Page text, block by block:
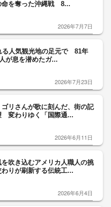
を奪った沖縄戦 8...
2026年7月7日
る人気観光地の足元で 81年
が息を潜めたガ...
2026年7月23日
リさんが歌に刻んだ、街の記
変わりゆく「国際通...
2026年6月11日
吹き込むアメリカ人職人の挑
りが刷新する伝統工...
2026年6月4日